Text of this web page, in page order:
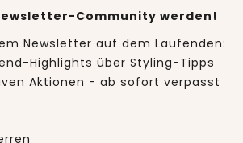
Community werden!
Newsletter auf dem Laufenden:
Highlights über Styling-Tipps
Aktionen - ab sofort verpasst